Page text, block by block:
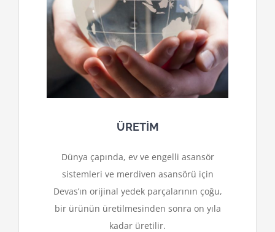
ÜRETİM
Dünya çapında, ev ve engelli asansör
sistemleri ve merdiven asansörü için
Devas’ın orijinal yedek parçalarının çoğu,
bir ürünün üretilmesinden sonra on yıla
kadar üretilir.